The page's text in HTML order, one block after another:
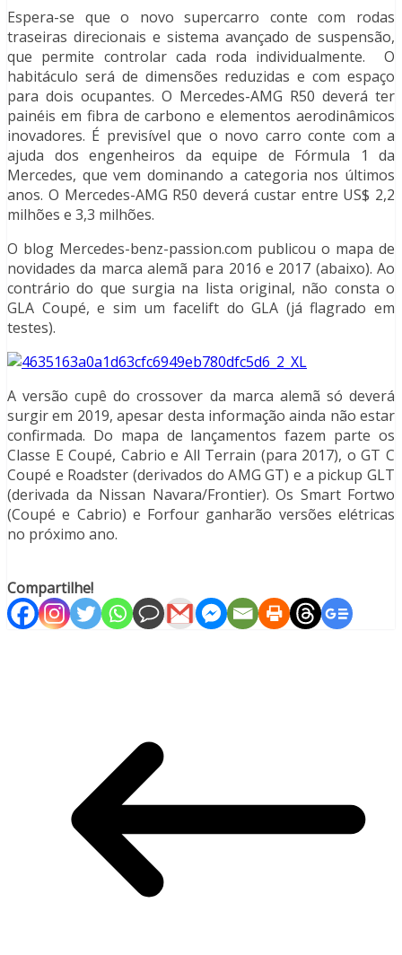
Espera-se que o novo supercarro conte com rodas
traseiras direcionais e sistema avançado de suspensão,
que permite controlar cada roda individualmente. O
habitáculo será de dimensões reduzidas e com espaço
para dois ocupantes. O Mercedes-AMG R50 deverá ter
painéis em fibra de carbono e elementos aerodinâmicos
inovadores. É previsível que o novo carro conte com a
ajuda dos engenheiros da equipe de Fórmula 1 da
Mercedes, que vem dominando a categoria nos últimos
anos. O Mercedes-AMG R50 deverá custar entre US$ 2,2
milhões e 3,3 milhões.
O blog Mercedes-benz-passion.com publicou o mapa de
novidades da marca alemã para 2016 e 2017 (abaixo). Ao
contrário do que surgia na lista original, não consta o
GLA Coupé, e sim um facelift do GLA (já flagrado em
testes).
A versão cupê do crossover da marca alemã só deverá
surgir em 2019, apesar desta informação ainda não estar
confirmada. Do mapa de lançamentos fazem parte os
Classe E Coupé, Cabrio e All Terrain (para 2017), o GT C
Coupé e Roadster (derivados do AMG GT) e a pickup GLT
(derivada da Nissan Navara/Frontier). Os Smart Fortwo
(Coupé e Cabrio) e Forfour ganharão versões elétricas
no próximo ano.
Compartilhe!